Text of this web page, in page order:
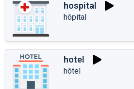
hospital
hôpital
hotel
hôtel